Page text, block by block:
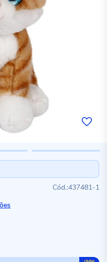
437481-1